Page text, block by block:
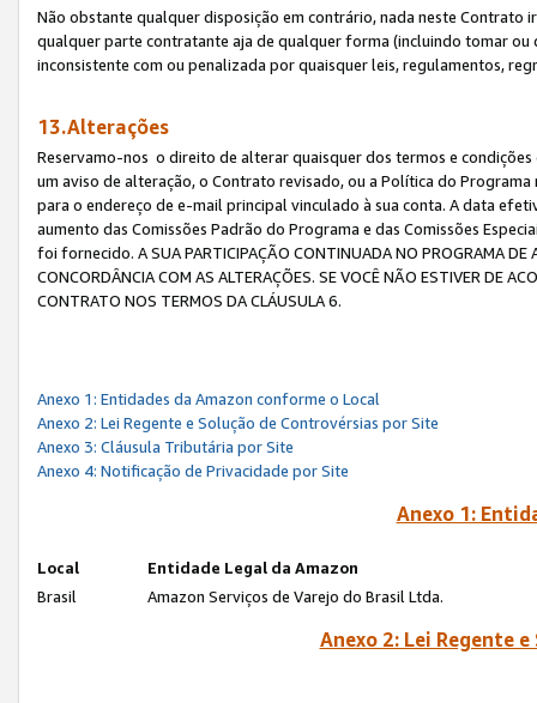
Não obstante qualquer disposição em contrário, nada neste
qualquer parte contratante aja de qualquer forma (incluindo tomar ou
inconsistente com ou penalizada por quaisquer leis, regulamentos,
13.Alterações
Reservamo-nos o direito de alterar quaisquer dos termos e
um aviso de alteração, o Contrato revisado, ou a Política do
para o endereço de e-mail principal vinculado à sua conta. A data
aumento das Comissões Padrão do Programa e das Comissões
foi fornecido. A SUA PARTICIPAÇÃO CONTINUADA NO PROGRAMA DE
CONCORDÂNCIA COM AS ALTERAÇÕES. SE VOCÊ NÃO ESTIVER DE
CONTRATO NOS TERMOS DA CLÁUSULA 6.
Anexo 1: Entidades da Amazon conforme o Local
Anexo 2: Lei Regente e Solução de Controvérsias por Site
Anexo 3: Cláusula Tributária por Site
Anexo 4: Notificação de Privacidade por Site
Anexo 1:
Local
Entidade Legal da Amazon
Brasil
Amazon Serviços de Varejo do Brasil Ltda.
Anexo 2: Lei Regente